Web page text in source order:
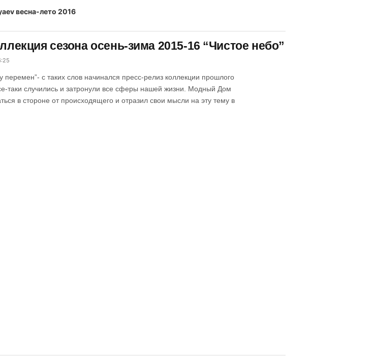
сезона осень-зима 2015-16 “Чистое небо”
перемен”- с таких слов начинался пресс-релиз коллекции прошлого
таки случились и затронули все сферы нашей жизни. Модный Дом
в стороне от происходящего и отразил свои мысли на эту тему в